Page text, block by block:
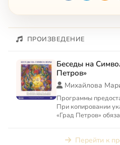
ПРОИЗВЕДЕНИЕ
Беседы на
Петров»
Михайлова
Программы
При копировании
«Град Петров»
Перейти к